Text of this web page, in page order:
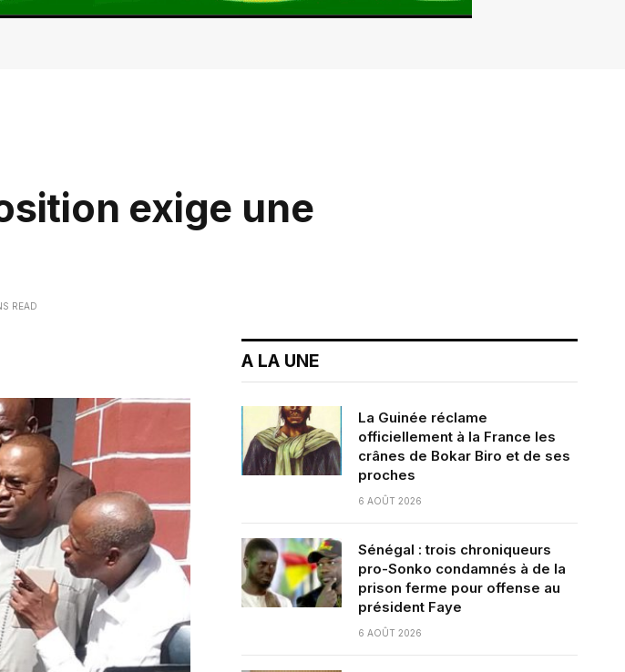
exige une
READ
A LA UNE
La Guinée réclame
officiellement à la France les
crânes de Bokar Biro et de ses
proches
6 AOÛT 2026
Sénégal : trois chroniqueurs
pro-Sonko condamnés à de la
prison ferme pour offense au
président Faye
6 AOÛT 2026